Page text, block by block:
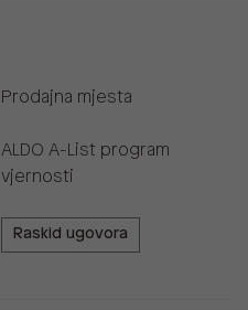
Prodajna mjesta
ALDO A-List program
vjernosti
Raskid ugovora